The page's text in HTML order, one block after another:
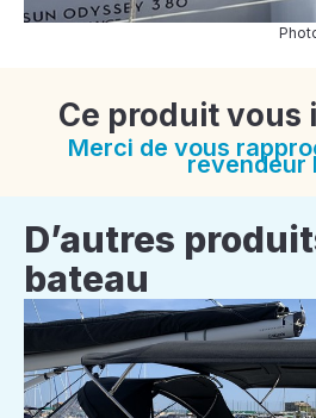
Ce produit vous
Merci de vous
revendeur
D’autres
bateau